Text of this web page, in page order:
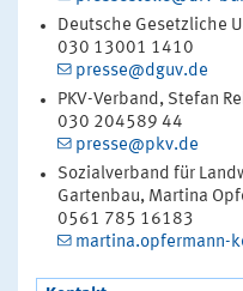
Deutsche Gesetzliche
030 13001 1410
presse@dguv.de
PKV-Verband, Stefan
030 204589 44
presse@pkv.de
Sozialverband für
Gartenbau, Martina
0561 785 16183
martina.opfermann-